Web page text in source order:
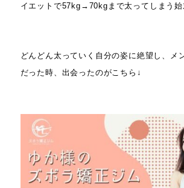
イエットで57kg→70kgまで太ってしまう始
どんどん太っていく自分の姿に絶望し、メ
だった時、出会ったのがこちら↓